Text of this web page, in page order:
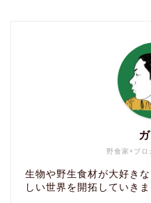
野食家×ブ
生物や野生食材が大好き
しい世界を開拓していきま